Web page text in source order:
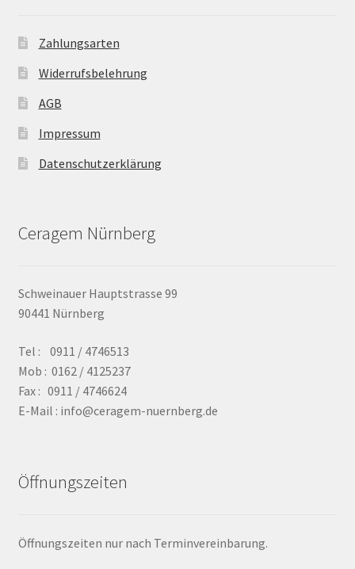
Zahlungsarten
Widerrufsbelehrung
AGB
Impressum
Datenschutzerklärung
Ceragem Nürnberg
Schweinauer Hauptstrasse 99
90441 Nürnberg
Tel : 0911 / 4746513
Mob : 0162 / 4125237
Fax : 0911 / 4746624
E-Mail : info@ceragem-nuernberg.de
Öffnungszeiten
Öffnungszeiten nur nach Terminvereinbarung.